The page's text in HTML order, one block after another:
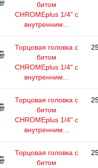
битом
CHROMEplus 1/4" с
внутренним...
Торцовая головка с
битом
CHROMEplus 1/4" с
внутренним...
Торцовая головка с
битом
CHROMEplus 1/4" с
внутренним...
Торцовая головка с
битом